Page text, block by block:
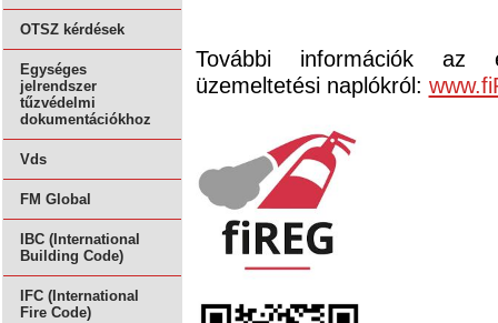
OTSZ kérdések
Egységes
jelrendszer
tűzvédelmi
dokumentációkhoz
Vds
FM Global
IBC (International
Building Code)
IFC (International
Fire Code)
További információk az
üzemeltetési naplókról: